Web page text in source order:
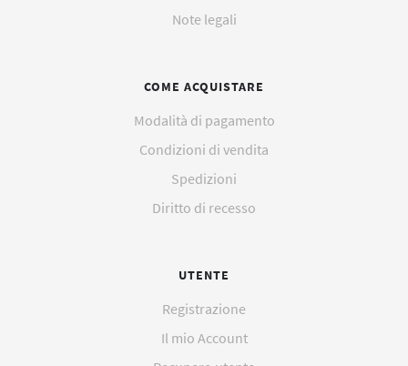
Note legali
COME ACQUISTARE
Modalità di pagamento
Condizioni di vendita
Spedizioni
Diritto di recesso
UTENTE
Registrazione
Il mio Account